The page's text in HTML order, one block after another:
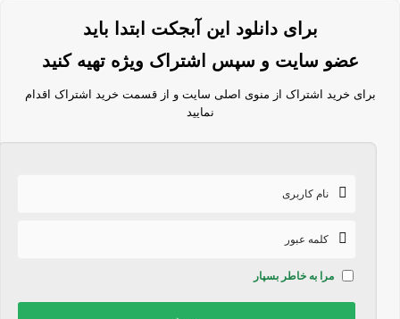
برای دانلود این آبجکت ابتدا باید
عضو سایت و سپس اشتراک ویژه تهیه کنید
برای خرید اشتراک از منوی اصلی سایت و از قسمت خرید اشتراک اقدام
نمایید
مرا به خاطر بسپار